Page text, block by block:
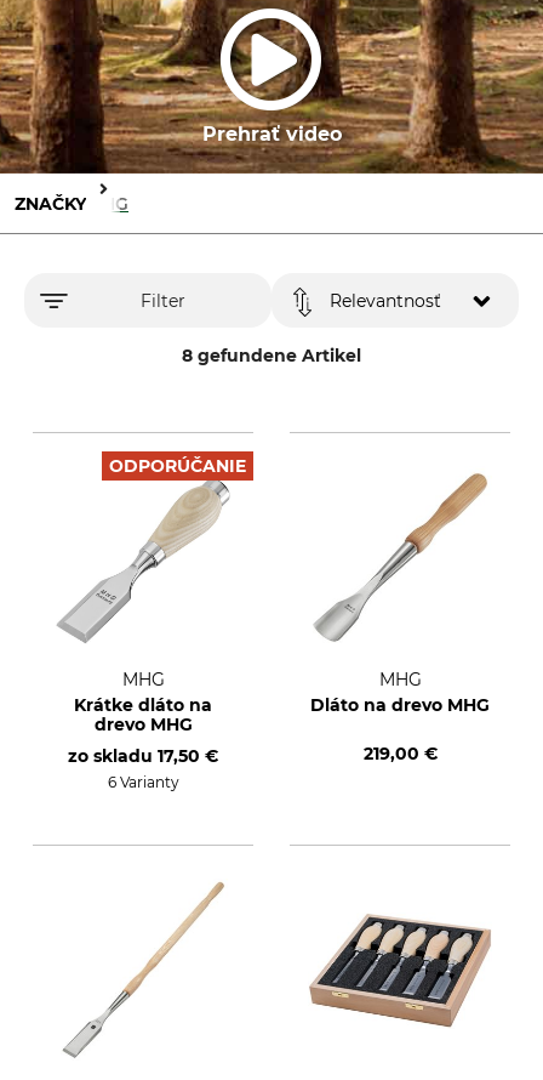
Prehrať video
ZNAČKY MHG
Filter
8 gefundene Artikel
Relevantnosť
ODPORÚČANIE
MHG
Krátke dláto na
drevo MHG
zo skladu 17,50 €
6 Varianty
MHG
Dláto na drevo MHG
219,00 €